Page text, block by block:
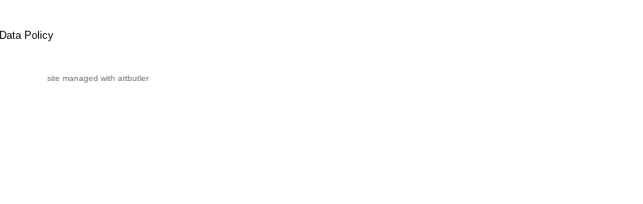
Data Policy
site managed with artbutler